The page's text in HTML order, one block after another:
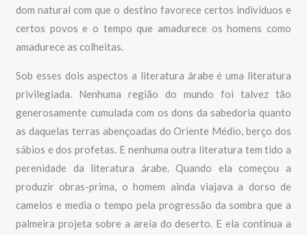
dom natural com que o destino favorece certos indivíduos e
certos povos e o tempo que amadurece os homens como
amadurece as colheitas.
Sob esses dois aspectos a literatura árabe é uma literatura
privilegiada. Nenhuma região do mundo foi talvez tão
generosamente cumulada com os dons da sabedoria quanto
as daquelas terras abençoadas do Oriente Médio, berço dos
sábios e dos profetas. E nenhuma outra literatura tem tido a
perenidade da literatura árabe. Quando ela começou a
produzir obras-prima, o homem ainda viajava a dorso de
camelos e media o tempo pela progressão da sombra que a
palmeira projeta sobre a areia do deserto. E ela continua a